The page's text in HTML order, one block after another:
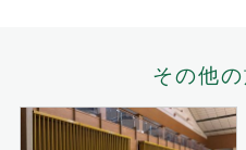
その他